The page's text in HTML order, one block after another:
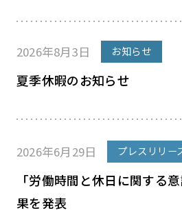
2026年8月3日 お知らせ
夏季休暇のお知らせ
2026年6月29日 プレスリリー
「労働時間と休日に関する
果を発表